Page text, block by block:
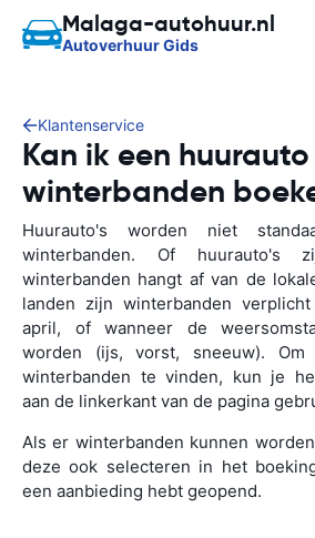
Malaga-autohuur.nl
Autoverhuur Gids
Klantenservice
Kan ik een
winterbanden
Huurauto's worden niet
winterbanden. Of huurauto's
winterbanden hangt af van de
landen zijn winterbanden
april, of wanneer de
worden (ijs, vorst, sneeuw).
winterbanden te vinden, kun je
aan de linkerkant van de pagina
Als er winterbanden kunnen
deze ook selecteren in het
een aanbieding hebt geopend.